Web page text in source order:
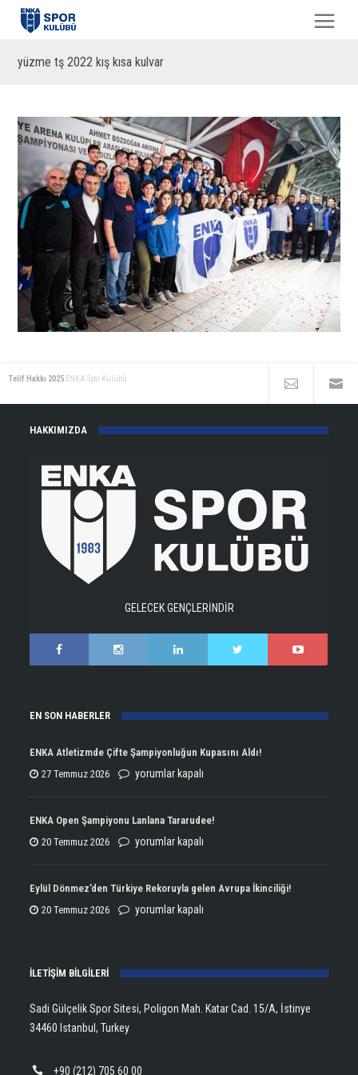
yüzme tş 2022 kış kısa kulvar
Telif Hakkı 2025 ENKA Spor Kulübü
HAKKIMIZDA
GELECEK GENÇLERİNDİR
EN SON HABERLER
ENKA Atletizmde Çifte Şampiyonluğun Kupasını Aldı!
27 Temmuz 2026
ENKA
Çifte
Şampiyonluğun
yorumlar kapalı
ENKA Open Şampiyonu Lanlana Tararudee!
20 Temmuz 2026
ENKA
Şampiyonu
Lanlana
yorumlar kapalı
Eylül Dönmez’den Türkiye Rekoruyla gelen Avrupa İkinciliği!
20 Temmuz 2026
Eylül
Rekoruyla
Avrupa
yorumlar kapalı
İLETİŞİM BİLGİLERİ
Sadi Gülçelik Spor Sitesi, Poligon Mah. Katar Cad. 15/A, İstinye
34460 Istanbul, Turkey
+90 (212) 705 60 00